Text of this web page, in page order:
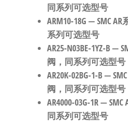
同系列可选型号
ARM10-18G — SMC
系列可选型号
AR25-N03BE-1YZ-B—
阀，同系列可选型号
AR20K-02BG-1-B—
阀，同系列可选型号
AR4000-03G-1R— SMC
同系列可选型号